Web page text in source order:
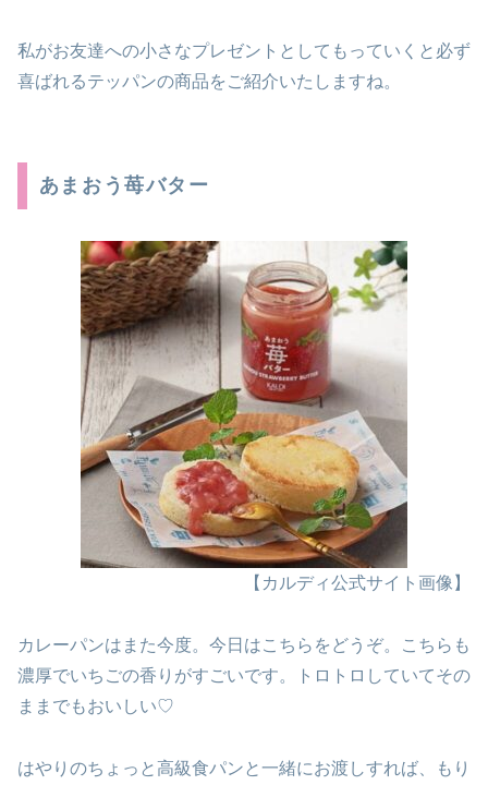
私がお友達への小さなプレゼントとしてもっていくと必ず
喜ばれるテッパンの商品をご紹介いたしますね。
あまおう苺バター
【カルディ公式サイト画像】
カレーパンはまた今度。今日はこちらをどうぞ。こちらも
濃厚でいちごの香りがすごいです。トロトロしていてその
ままでもおいしい♡
はやりのちょっと高級食パンと一緒にお渡しすれば、もり